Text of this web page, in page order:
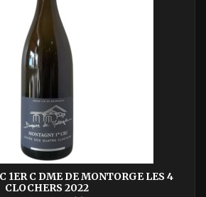
1ER C DME DE MONTORGE LES 4
CLOCHERS 2022